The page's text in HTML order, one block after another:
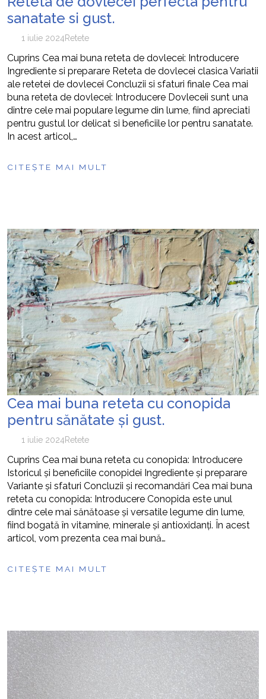
sanatate si gust.
1 iulie 2024Retete
Cuprins Cea mai buna reteta de dovlecei: Introducere
Ingrediente si preparare Reteta de dovlecei clasica Variatii
ale retetei de dovlecei Concluzii si sfaturi finale Cea mai
buna reteta de dovlecei: Introducere Dovleceii sunt una
dintre cele mai populare legume din lume, fiind apreciati
pentru gustul lor delicat si beneficiile lor pentru sanatate.
In acest articol,…
CITEȘTE MAI MULT
Cea mai buna reteta cu conopida
pentru sănătate și gust.
1 iulie 2024Retete
Cuprins Cea mai buna reteta cu conopida: Introducere
Istoricul și beneficiile conopidei Ingrediente și preparare
Variante și sfaturi Concluzii și recomandări Cea mai buna
reteta cu conopida: Introducere Conopida este unul
dintre cele mai sănătoase și versatile legume din lume,
fiind bogată în vitamine, minerale și antioxidanți. În acest
articol, vom prezenta cea mai bună…
CITEȘTE MAI MULT